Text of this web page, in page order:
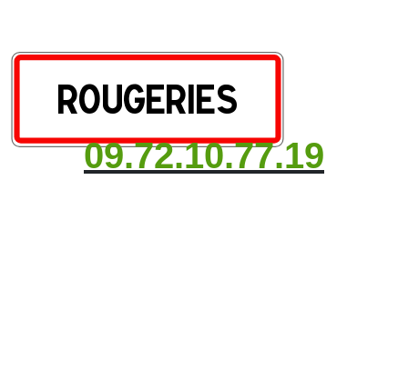
09.72.10.77.19